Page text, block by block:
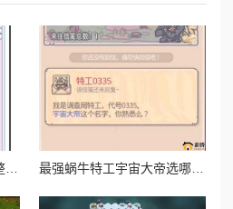
我的侠客羊肉在哪？爆肝整理羊肉获取绝密位置！手残党必看攻略 最强蜗牛特工宇宙大帝选哪个？爆肝实测各选项奖励全解析！